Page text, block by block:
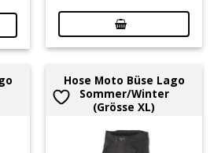
Hose Moto Büse Lago
Sommer/Winter
(Grösse XL)